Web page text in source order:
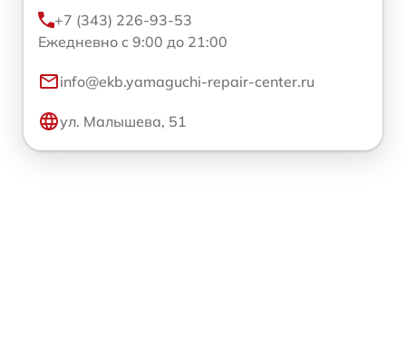
+7 (343) 226-93-53
Ежедневно с 9:00 до 21:00
info@ekb.yamaguchi-repair-center.ru
ул. Малышева, 51